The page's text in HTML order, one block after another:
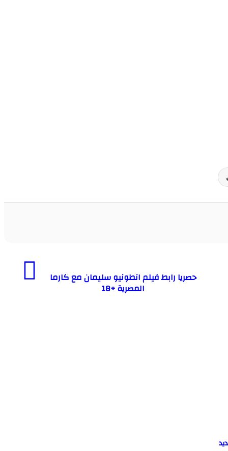
حصريا رابط فيلم انطونيو سليمان مع كارما
المصرية +18